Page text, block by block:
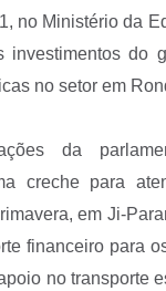
no Ministério da
investimentos do
no setor em
da
creche para
em Ji-
financeiro para
no transporte